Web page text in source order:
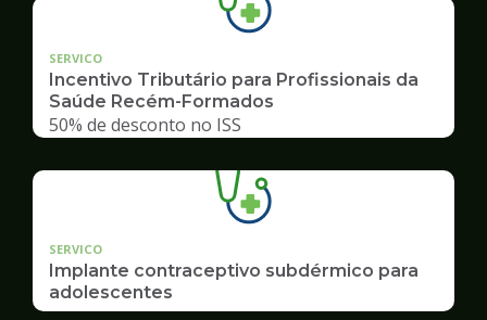
SERVICO
Incentivo Tributário para Profissionais da
Saúde Recém-Formados
50% de desconto no ISS
SERVICO
Implante contraceptivo subdérmico para
adolescentes